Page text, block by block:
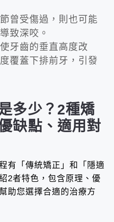
節曾受傷過，則也可能
致深咬。
牙齒的垂直高度改
覆蓋下排前牙，引發
多少？2種矯
缺點、適用對
有「傳統矯正」和「隱適
2者特色，包含原理、優
助您選擇合適的治療方